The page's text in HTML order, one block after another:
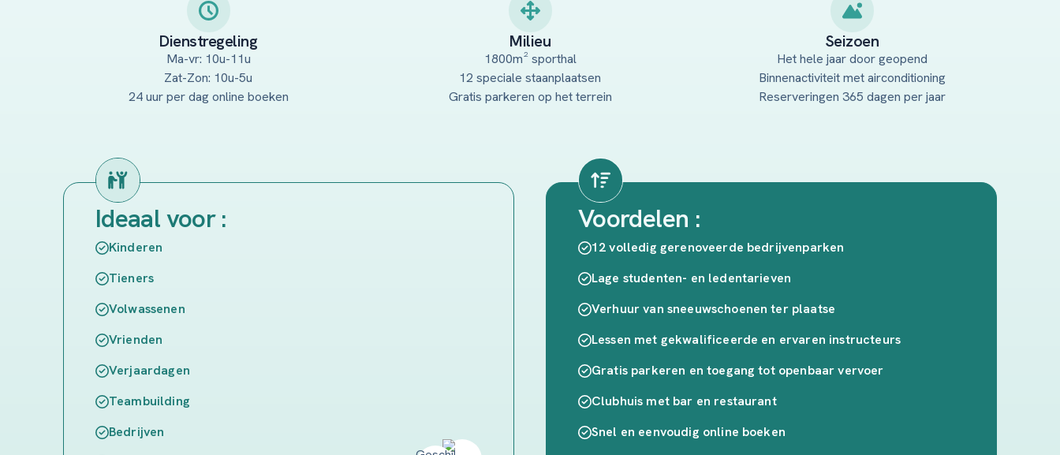
Dienstregeling
Ma-vr: 10u-11u
Zat-Zon: 10u-5u
24 uur per dag online boeken
Milieu
1800m² sporthal
12 speciale staanplaatsen
Gratis parkeren op het terrein
Seizoen
Het hele jaar door geopend
Binnenactiviteit met airconditioning
Reserveringen 365 dagen per jaar
Ideaal voor :
Kinderen
Tieners
Volwassenen
Vrienden
Verjaardagen
Teambuilding
Bedrijven
Voordelen :
12 volledig gerenoveerde bedrijvenparken
Lage studenten- en ledentarieven
Verhuur van sneeuwschoenen ter plaatse
Lessen met gekwalificeerde en ervaren instructeurs
Gratis parkeren en toegang tot openbaar vervoer
Clubhuis met bar en restaurant
Snel en eenvoudig online boeken